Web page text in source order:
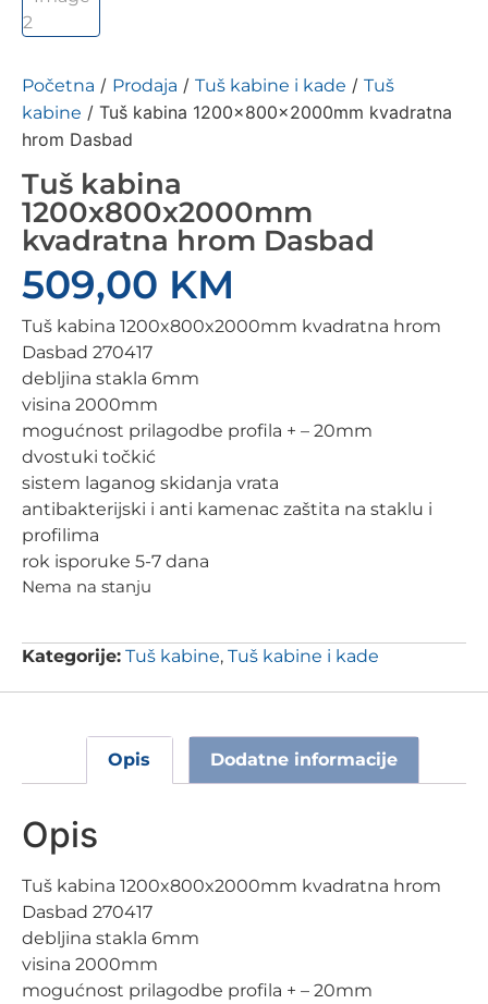
Početna / Prodaja / Tuš kabine i kade / Tuš
kabine / Tuš kabina 1200x800x2000mm kvadratna
hrom Dasbad
Tuš kabina
1200x800x2000mm
kvadratna hrom Dasbad
509,00 KM
Tuš kabina 1200x800x2000mm kvadratna hrom
Dasbad 270417
debljina stakla 6mm
visina 2000mm
mogućnost prilagodbe profila + – 20mm
dvostuki točkić
sistem laganog skidanja vrata
antibakterijski i anti kamenac zaštita na staklu i
profilima
rok isporuke 5-7 dana
Nema na stanju
Kategorije: Tuš kabine, Tuš kabine i kade
Opis Dodatne informacije
Opis
Tuš kabina 1200x800x2000mm kvadratna hrom
Dasbad 270417
debljina stakla 6mm
visina 2000mm
mogućnost prilagodbe profila + – 20mm